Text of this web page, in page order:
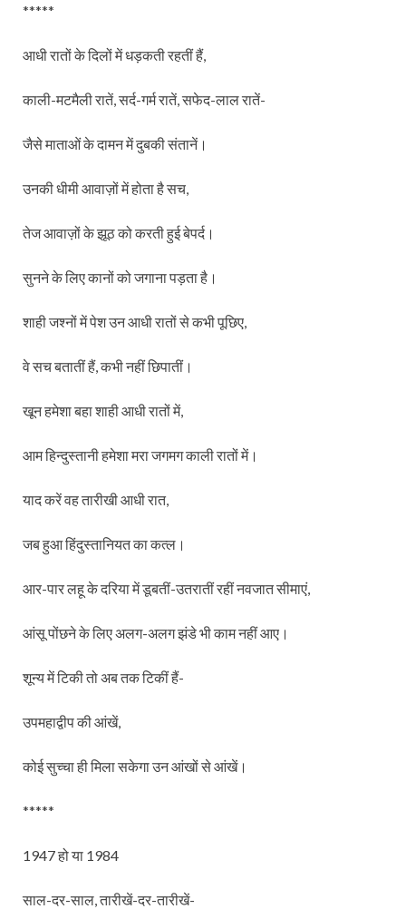
*****
आधी रातों के दिलों में धड़कती रहतीं हैं,
काली-मटमैली रातें, सर्द-गर्म रातें, सफेद-लाल रातें-
जैसे माताओं के दामन में दुबकी संतानें।
उनकी धीमी आवाज़ों में होता है सच,
तेज आवाज़ों के झूठ को करती हुई बेपर्द।
सुनने के लिए कानों को जगाना पड़ता है।
शाही जश्नों में पेश उन आधी रातों से कभी पूछिए,
वे सच बतातीं हैं, कभी नहीं छिपातीं।
खून हमेशा बहा शाही आधी रातों में,
आम हिन्दुस्तानी हमेशा मरा जगमग काली रातों में।
याद करें वह तारीखी आधी रात,
जब हुआ हिंदुस्तानियत का कत्ल।
आर-पार लहू के दरिया में डूबतीं-उतरातीं रहीं नवजात सीमाएं,
आंसू पोंछने के लिए अलग-अलग झंडे भी काम नहीं आए।
शून्य में टिकी तो अब तक टिकीं हैं-
उपमहाद्वीप की आंखें,
कोई सुच्चा ही मिला सकेगा उन आंखों से आंखें।
*****
1947 हो या 1984
साल-दर-साल, तारीखें-दर-तारीखें-